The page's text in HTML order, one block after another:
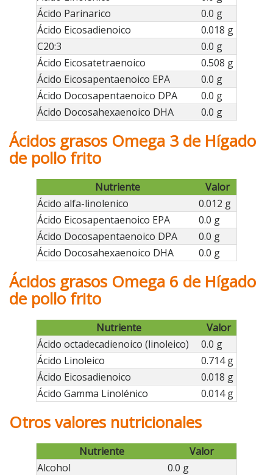
Ácido Parinarico
0.0 g
Ácido Eicosadienoico
0.018 g
C20:3
0.0 g
Ácido Eicosatetraenoico
0.508 g
Ácido Eicosapentaenoico EPA
0.0 g
Ácido Docosapentaenoico DPA
0.0 g
Ácido Docosahexaenoico DHA
0.0 g
Ácidos grasos Omega 3 de Hígado
de pollo frito
Nutriente
Valor
Ácido alfa-linolenico
0.012 g
Ácido Eicosapentaenoico EPA
0.0 g
Ácido Docosapentaenoico DPA
0.0 g
Ácido Docosahexaenoico DHA
0.0 g
Ácidos grasos Omega 6 de Hígado
de pollo frito
Nutriente
Valor
Ácido octadecadienoico (linoleico)
0.0 g
Ácido Linoleico
0.714 g
Ácido Eicosadienoico
0.018 g
Ácido Gamma Linolénico
0.014 g
Otros valores nutricionales
Nutriente
Valor
Alcohol
0.0 g